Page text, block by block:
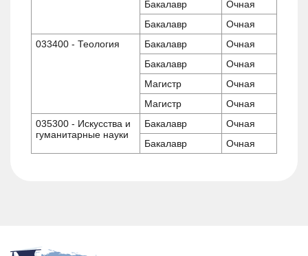
Бакалавр
Очная
Бакалавр
Очная
033400 - Теология
Бакалавр
Очная
Бакалавр
Очная
Магистр
Очная
Магистр
Очная
035300 - Искусства и
гуманитарные науки
Бакалавр
Очная
Бакалавр
Очная